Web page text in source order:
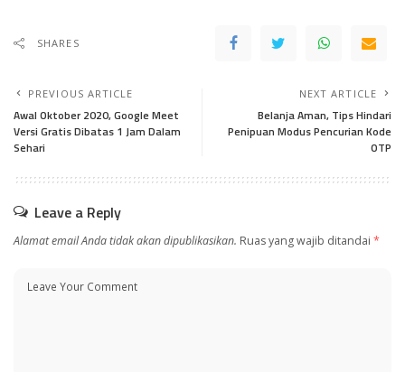
SHARES
PREVIOUS ARTICLE
Awal Oktober 2020, Google Meet
Versi Gratis Dibatas 1 Jam Dalam
Sehari
NEXT ARTICLE
Belanja Aman, Tips Hindari
Penipuan Modus Pencurian Kode
OTP
Leave a Reply
Alamat email Anda tidak akan dipublikasikan. Ruas yang wajib ditandai *